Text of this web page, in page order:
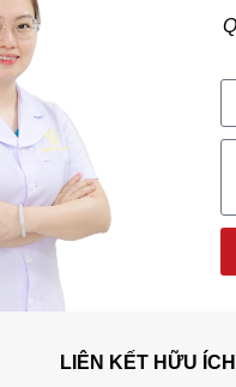
LIÊN KẾT HỮU ÍCH